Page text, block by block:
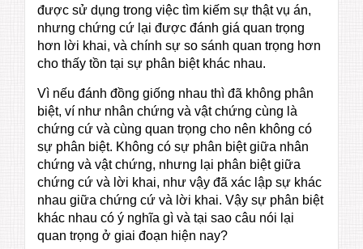
được sử dụng trong việc tìm kiếm sự thật vụ án,
nhưng chứng cứ lại được đánh giá quan trọng
hơn lời khai, và chính sự so sánh quan trọng hơn
cho thấy tồn tại sự phân biệt khác nhau.
Vì nếu đánh đồng giống nhau thì đã không phân
biệt, ví như nhân chứng và vật chứng cùng là
chứng cứ và cùng quan trọng cho nên không có
sự phân biệt. Không có sự phân biệt giữa nhân
chứng và vật chứng, nhưng lại phân biệt giữa
chứng cứ và lời khai, như vậy đã xác lập sự khác
nhau giữa chứng cứ và lời khai. Vậy sự phân biệt
khác nhau có ý nghĩa gì và tại sao câu nói lại
quan trọng ở giai đoạn hiện nay?